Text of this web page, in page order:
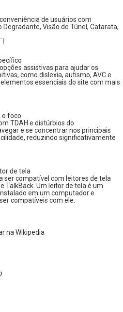
de usuários com
Visão de Túnel, Catarata,
assistivas para ajudar os
como dislexia, autismo, AVC e
essenciais do site com mais
o foco
TDAH e distúrbios do
e se concentrar nos principais
reduzindo significativamente
de tela
ser compatível com leitores de tela
TalkBack. Um leitor de tela é um
em um computador e
compatíveis com ele.
na Wikipedia